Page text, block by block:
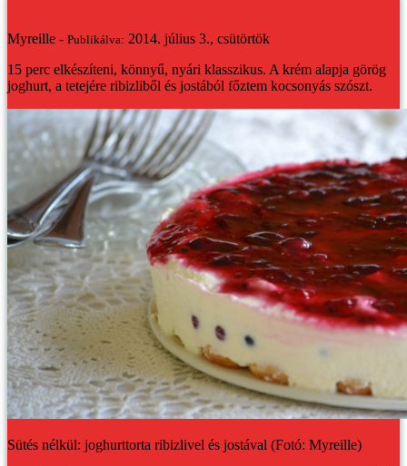
Myreille - Publikálva: 2014. július 3., csütörtök
15 perc elkészíteni, könnyű, nyári klasszikus. A krém alapja görög
joghurt, a tetejére ribizliből és jostából főztem kocsonyás szószt.
Sütés nélkül: joghurttorta ribizlivel és jostával (Fotó: Myreille)